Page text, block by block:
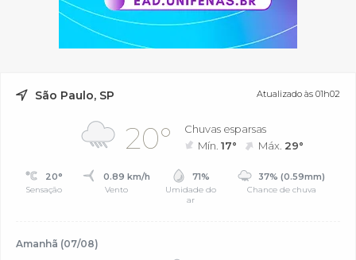
São Paulo, SP Atualizado às 01h02
20°
Chuvas esparsas
Mín.17° Máx. 29°
20°
Sensação
0.89 km/h
Vento
71%
Umidade do
ar
37% (0.59mm)
Chance de chuva
Amanhã (07/08)